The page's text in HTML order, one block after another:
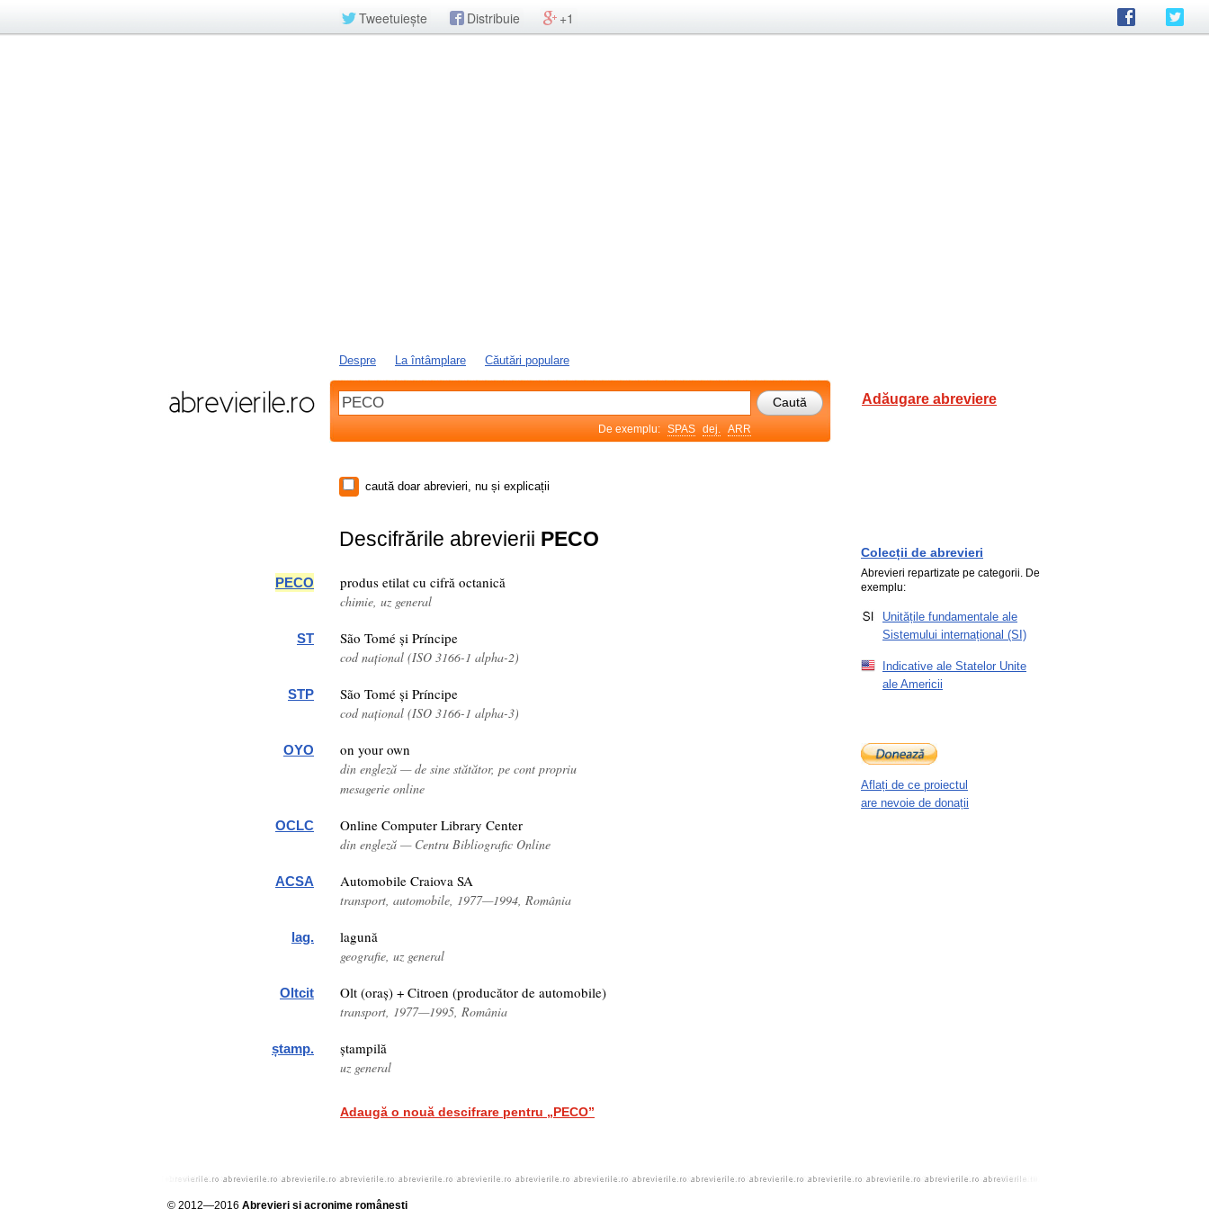
Tweetuiește Distribuie +1
Despre La întâmplare Căutări populare
De exemplu: SPAS dej. ARR
Adăugare abreviere
caută doar abrevieri, nu și explicații
Descifrările abrevierii PECO
PECO produs etilat cu cifră octanică
chimie, uz general
ST São Tomé și Príncipe
cod național (ISO 3166-1 alpha-2)
STP São Tomé și Príncipe
cod național (ISO 3166-1 alpha-3)
OYO on your own
din engleză — de sine stătător, pe cont propriu
mesagerie online
OCLC Online Computer Library Center
din engleză — Centru Bibliografic Online
ACSA Automobile Craiova SA
transport, automobile, 1977—1994, România
lag. lagună
geografie, uz general
Oltcit Olt (oraș) + Citroen (producător de automobile)
transport, 1977—1995, România
ștamp. ștampilă
uz general
Adaugă o nouă descifrare pentru „PECO”
Colecții de abrevieri
Abrevieri repartizate pe categorii. De
exemplu:
Unitățile fundamentale ale
Sistemului internațional (SI)
Indicative ale Statelor Unite
ale Americii
Aflați de ce proiectul
are nevoie de donații
© 2012—2016 Abrevieri și acronime românești